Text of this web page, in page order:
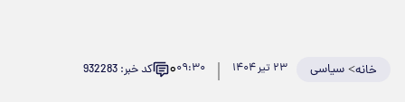
خانه>سیاسی ۲۳ تیر ۱۴۰۴ ۰۹:۳۰۰ کد خبر: 932283